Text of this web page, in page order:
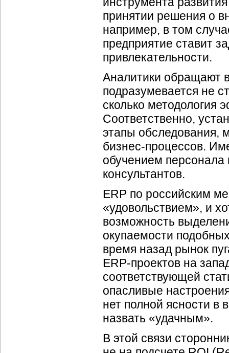
принятии решения о
например, в том
предприятие ставит
привлекательности.
Аналитики обращают
подразумевается не
сколько методология
Соответственно,
этапы обследования,
бизнес-процессов.
обучением
консультантов.
ERP по российским
«удовольствием», и
возможность
окупаемости
время назад рынок
ERP-проектов на
соответствующей
опасливые
нет полной ясности в
назвать «удачным».
В этой связи